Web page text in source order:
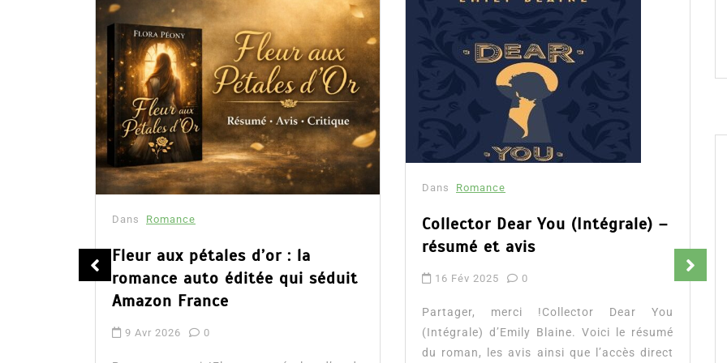
Dans Romance
Fleur aux pétales d’or : la
romance auto éditée qui séduit
Amazon France
9 Avr 2026 0
Dans Romance
Collector Dear You (Intégrale) –
résumé et avis
16 Fév 2025 0
Partager, merci !Collector Dear You
(Intégrale) d’Emily Blaine. Voici le résumé
du roman, les avis ainsi que l’accès direct